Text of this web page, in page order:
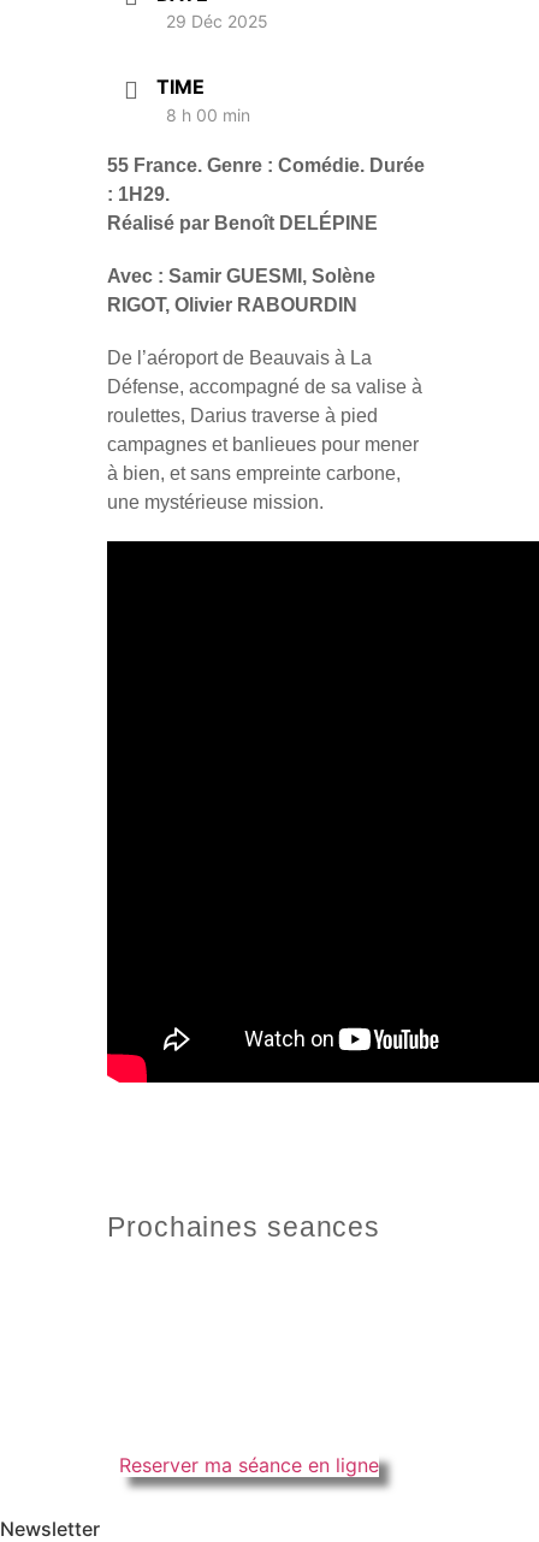
29 Déc 2025
TIME
8 h 00 min
55 France. Genre : Comédie. Durée
: 1H29.
Réalisé par Benoît DELÉPINE
Avec : Samir GUESMI, Solène
RIGOT, Olivier RABOURDIN
De l’aéroport de Beauvais à La
Défense, accompagné de sa valise à
roulettes, Darius traverse à pied
campagnes et banlieues pour mener
à bien, et sans empreinte carbone,
une mystérieuse mission.
Prochaines seances
Reserver ma séance en ligne
Newsletter